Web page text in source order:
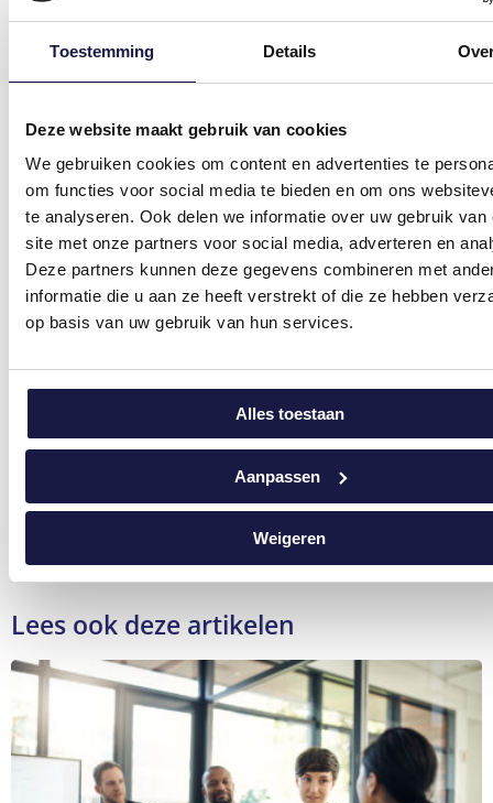
Toestemming Details
Deze website maakt gebruik van cookies
We gebruiken cookies om content en advertenties te
om functies voor social media te bieden en om ons
te analyseren. Ook delen we informatie over uw gebruik van
site met onze partners voor social media, adverteren en
Deze partners kunnen deze gegevens combineren met
informatie die u aan ze heeft verstrekt of die ze hebben
op basis van uw gebruik van hun services.
Alles toestaan
Aanpassen
Weigeren
vakkennis, tools, technieken en vaardigheden.
alleen is niet voldoende om te kunnen
overtuigen en onderhandelen en om kansen te
voor starters' krijg je een pakket aan technieken
en inzichten mee om beter te worden als
salestalent. Inclusief persoonlijk actieplan.
Bekijk deze opleiding
"Opleiding
Deel dit artikel:
Deel
op
Facebook
Deel
via
Facebook
Messenger
Deel
op
X
Deel
op
LinkedIn
Deel
op
Pinterest
Deel
via
e-
mail
Deel
via
Auteur
NCOI Learning: een team van experts die
organisaties en professionals tips aanreiken over
leren en ontwikkelen
Lees ook deze artikelen